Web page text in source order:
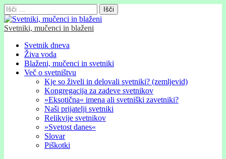
Išči:
Svetniki, mučenci in blaženi
Glavni
meni
Skip
content
Svetnik dneva
Živa voda
Blaženi, mučenci in svetniki
Več o svetništvu
Kje so živeli in delovali svetniki? (zemljevid)
Kongregacija za zadeve svetnikov
»Eksotična« imena ali svetniški zavetniki?
Naši prijatelji svetniki
Relikvije svetnikov
»Svetost danes«
Slovar
Piškotki